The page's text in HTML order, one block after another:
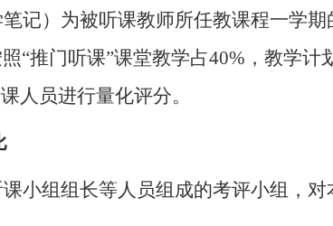
记）为被听课教师所任教课程一学
“推门听课”课堂教学占40% ，教学计
人员进行量化评分。
小组组长等人员组成的考评小组，